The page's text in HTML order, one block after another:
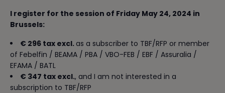
I register for the session of Friday May 24, 2024 in
Brussels:
€ 296 tax excl. as a subscriber to TBF/RFP or member
of Febelfin / BEAMA / PBA / VBO-FEB / EBF / Assuralia /
EFAMA / BATL
€ 347 tax excl., and I am not interested in a
subscription to TBF/RFP